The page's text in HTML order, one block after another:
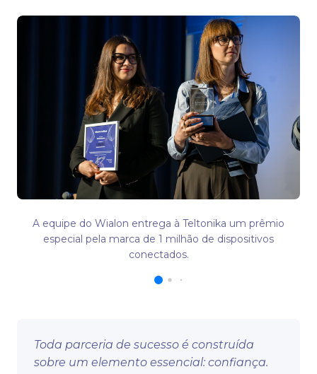
A equipe do Wialon entrega à Teltonika um prêmio
especial pela marca de 1 milhão de dispositivos
conectados.
Toda parceria de sucesso é construída
sobre um elemento essencial: confiança.